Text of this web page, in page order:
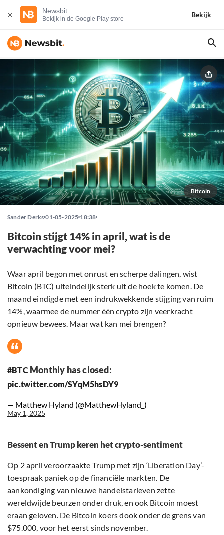
Newsbit
Bekijk in de Google Play store
Bekijk
Bitcoin
Sander Derks 01-05-2025 18:38
Bitcoin stijgt 14% in april, wat is de
verwachting voor mei?
Waar april begon met onrust en scherpe dalingen, wist
Bitcoin (BTC) uiteindelijk sterk uit de hoek te komen. De
maand eindigde met een indrukwekkende stijging van ruim
14%, waarmee de nummer één crypto zijn veerkracht
opnieuw bewees. Maar wat kan mei brengen?
#BTCMonthly has closed:
pic.twitter.com/SYqM5hsDY9
— Matthew Hyland (@MatthewHyland_)
May 1, 2025
Bessent en Trump keren het crypto-sentiment
Op 2 april veroorzaakte Trump met zijn ‘Liberation Day’-
toespraak paniek op de financiële markten. De
aankondiging van nieuwe handelstarieven zette
wereldwijde beurzen onder druk, en ook Bitcoin moest
eraan geloven. De Bitcoin koersdook onder de grens van
$75.000, voor het eerst sinds november.